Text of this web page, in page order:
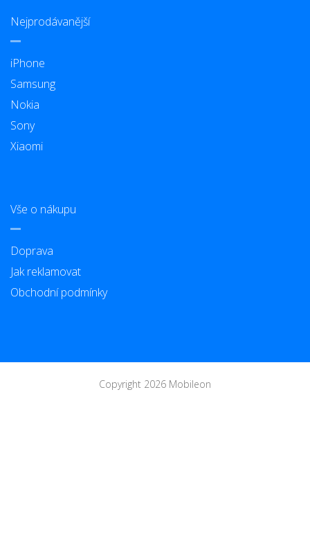
Nejprodávanější
iPhone
Samsung
Nokia
Sony
Xiaomi
Vše o nákupu
Doprava
Jak reklamovat
Obchodní podmínky
Copyright 2026 Mobileon